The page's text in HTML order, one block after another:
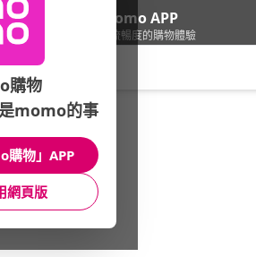
下載momo APP
給你3倍流暢度的購物體驗
保健/醫療/本館熱銷TOP30
本館精選商品
館長推薦 月銷量
購物
momo的事
購物」APP
網頁版